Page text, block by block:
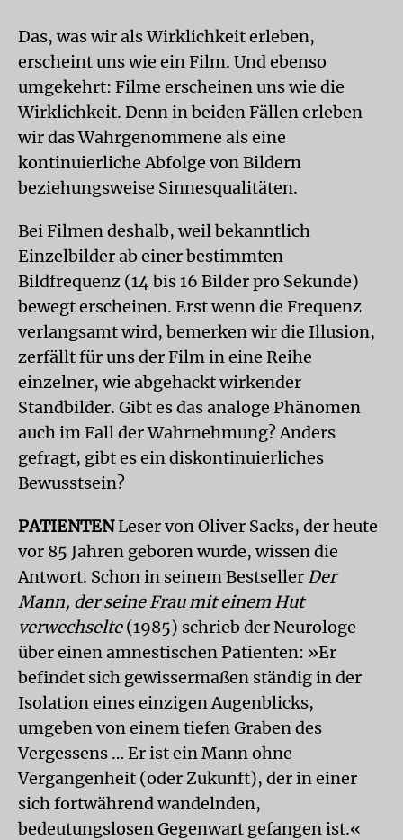
Das, was wir als Wirklichkeit erleben,
erscheint uns wie ein Film. Und ebenso
umgekehrt: Filme erscheinen uns wie die
Wirklichkeit. Denn in beiden Fällen erleben
wir das Wahrgenommene als eine
kontinuierliche Abfolge von Bildern
beziehungsweise Sinnesqualitäten.
Bei Filmen deshalb, weil bekanntlich
Einzelbilder ab einer bestimmten
Bildfrequenz (14 bis 16 Bilder pro Sekunde)
bewegt erscheinen. Erst wenn die Frequenz
verlangsamt wird, bemerken wir die Illusion,
zerfällt für uns der Film in eine Reihe
einzelner, wie abgehackt wirkender
Standbilder. Gibt es das analoge Phänomen
auch im Fall der Wahrnehmung? Anders
gefragt, gibt es ein diskontinuierliches
Bewusstsein?
PATIENTENLeser von Oliver Sacks, der heute
vor 85 Jahren geboren wurde, wissen die
Antwort. Schon in seinem Bestseller Der
Mann, der seine Frau mit einem Hut
verwechselte(1985) schrieb der Neurologe
über einen amnestischen Patienten: »Er
befindet sich gewissermaßen ständig in der
Isolation eines einzigen Augenblicks,
umgeben von einem tiefen Graben des
Vergessens … Er ist ein Mann ohne
Vergangenheit (oder Zukunft), der in einer
sich fortwährend wandelnden,
bedeutungslosen Gegenwart gefangen ist.«